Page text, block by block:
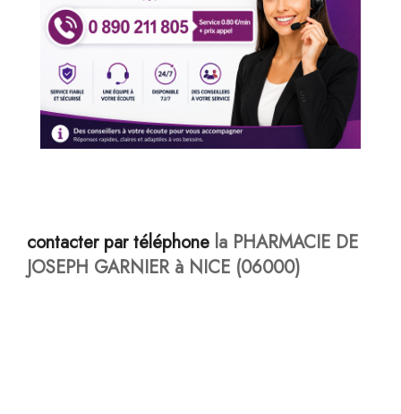
contacter par téléphone la PHARMACIE DE
JOSEPH GARNIER à NICE (06000)